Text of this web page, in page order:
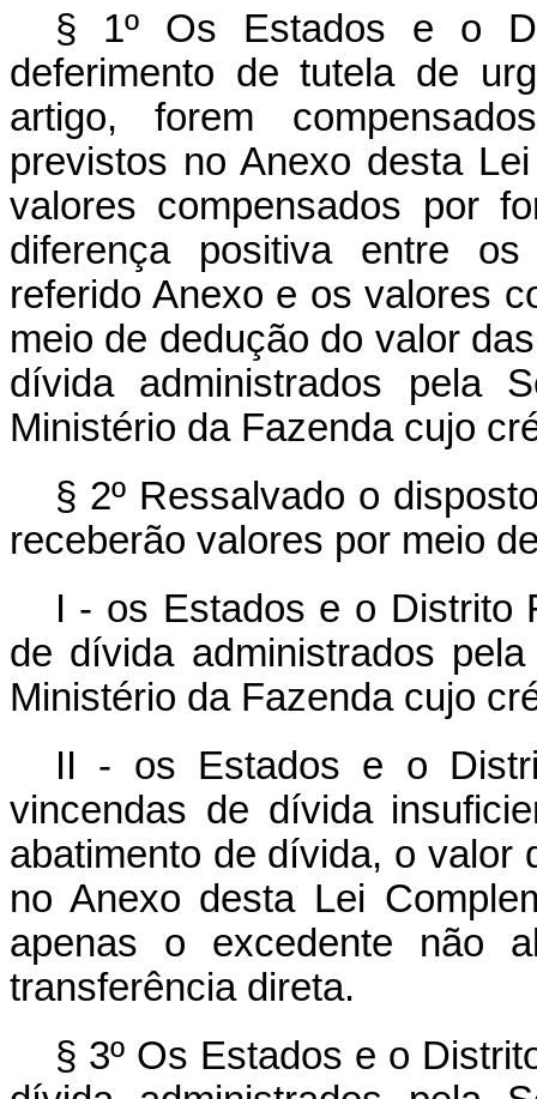
§ 1º Os Estados e o
deferimento de tutela de
artigo, forem
previstos no Anexo desta
valores compensados por
diferença positiva entre
referido Anexo e os valores
meio de dedução do valor
dívida administrados pela
Ministério da Fazenda cujo
§ 2º Ressalvado o
receberão valores por meio
I - os Estados e o Distrito
de dívida administrados
Ministério da Fazenda cujo
II - os Estados e o
vincendas de dívida
abatimento de dívida, o valor
no Anexo desta Lei
apenas o excedente não
transferência direta.
§ 3º Os Estados e o